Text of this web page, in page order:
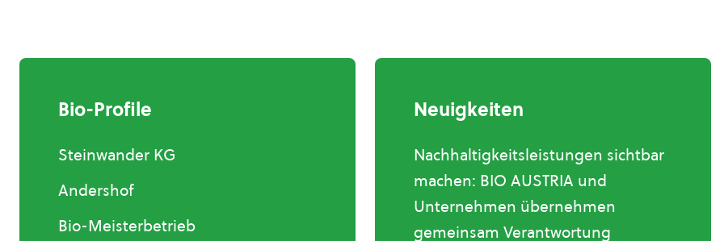
Bio-Profile
Steinwander KG
Andershof
Bio-Meisterbetrieb
Neuigkeiten
Nachhaltigkeitsleistungen sichtbar
machen: BIO AUSTRIA und
Unternehmen übernehmen
gemeinsam Verantwortung